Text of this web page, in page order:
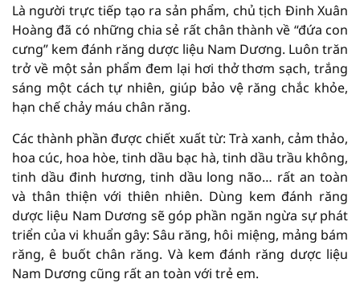
Là người trực tiếp tạo ra sản phẩm, chủ tịch Đinh Xuân
Hoàng đã có những chia sẻ rất chân thành về “đứa con
cưng” kem đánh răng dược liệu Nam Dương. Luôn trăn
trở về một sản phẩm đem lại hơi thở thơm sạch, trắng
sáng một cách tự nhiên, giúp bảo vệ răng chắc khỏe,
hạn chế chảy máu chân răng.
Các thành phần được chiết xuất từ: Trà xanh, cảm thảo,
hoa cúc, hoa hòe, tinh dầu bạc hà, tinh dầu trầu không,
tinh dầu đinh hương, tinh dầu long não… rất an toàn
và thân thiện với thiên nhiên. Dùng kem đánh răng
dược liệu Nam Dương sẽ góp phần ngăn ngừa sự phát
triển của vi khuẩn gây: Sâu răng, hôi miệng, mảng bám
răng, ê buốt chân răng. Và kem đánh răng dược liệu
Nam Dương cũng rất an toàn với trẻ em.